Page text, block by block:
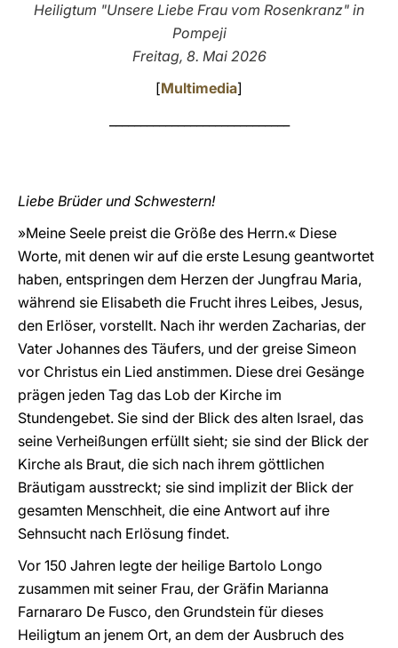
Heiligtum "Unsere Liebe Frau vom Rosenkranz" in
Pompeji
Freitag, 8. Mai 2026
[Multimedia]
Liebe Brüder und Schwestern!
»Meine Seele preist die Größe des Herrn.« Diese
Worte, mit denen wir auf die erste Lesung geantwortet
haben, entspringen dem Herzen der Jungfrau Maria,
während sie Elisabeth die Frucht ihres Leibes, Jesus,
den Erlöser, vorstellt. Nach ihr werden Zacharias, der
Vater Johannes des Täufers, und der greise Simeon
vor Christus ein Lied anstimmen. Diese drei Gesänge
prägen jeden Tag das Lob der Kirche im
Stundengebet. Sie sind der Blick des alten Israel, das
seine Verheißungen erfüllt sieht; sie sind der Blick der
Kirche als Braut, die sich nach ihrem göttlichen
Bräutigam ausstreckt; sie sind implizit der Blick der
gesamten Menschheit, die eine Antwort auf ihre
Sehnsucht nach Erlösung findet.
Vor 150 Jahren legte der heilige Bartolo Longo
zusammen mit seiner Frau, der Gräfin Marianna
Farnararo De Fusco, den Grundstein für dieses
Heiligtum an jenem Ort, an dem der Ausbruch des